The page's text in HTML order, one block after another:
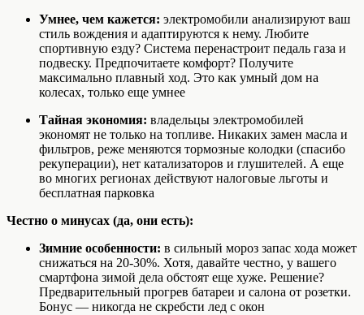
Умнее, чем кажется: электромобили анализируют ваш
стиль вождения и адаптируются к нему. Любите
спортивную езду? Система перенастроит педаль газа и
подвеску. Предпочитаете комфорт? Получите
максимально плавный ход. Это как умный дом на
колесах, только еще умнее
Тайная экономия: владельцы электромобилей
экономят не только на топливе. Никаких замен масла и
фильтров, реже меняются тормозные колодки (спасибо
рекуперации), нет катализаторов и глушителей. А еще
во многих регионах действуют налоговые льготы и
бесплатная парковка
Честно о минусах (да, они есть):
Зимние особенности: в сильный мороз запас хода может
снижаться на 20-30%. Хотя, давайте честно, у вашего
смартфона зимой дела обстоят еще хуже. Решение?
Предварительный прогрев батареи и салона от розетки.
Бонус — никогда не скребсти лед с окон